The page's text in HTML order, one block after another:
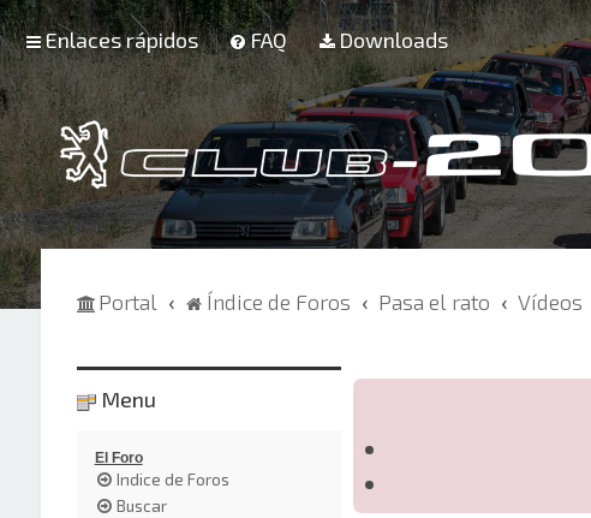
Enlaces rápidos FAQ Downloads
Portal Índice de Foros Pasa el rato Vídeos
Menu
El Foro
Indice de Foros
Buscar